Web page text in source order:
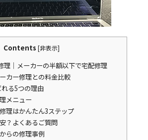
Contents [非表示]
理｜メーカーの半額以下で宅配修理
カー修理との料金比較
る5つの理由
メニュー
理はかんたん3ステップ
？よくあるご質問
らの修理事例